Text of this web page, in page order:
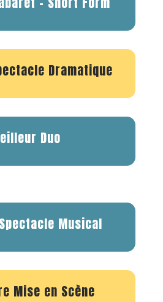
Dramatique
Duo
Musical
Mise en Scène